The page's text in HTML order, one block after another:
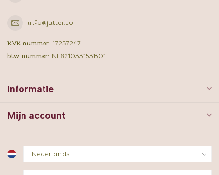
info@jutter.co
KVK nummer: 17257247
btw-nummer: NL821033153B01
Informatie
Mijn account